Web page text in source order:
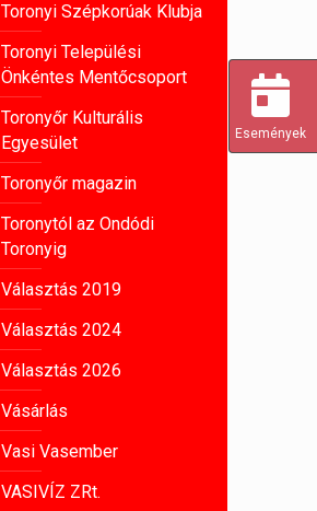
Toronyi Szépkorúak Klubja
Toronyi Települési
Önkéntes Mentőcsoport
Toronyőr Kulturális
Egyesület
Toronyőr magazin
Toronytól az Ondódi
Toronyig
Választás 2019
Választás 2024
Választás 2026
Vásárlás
Vasi Vasember
VASIVÍZ ZRt.
Események